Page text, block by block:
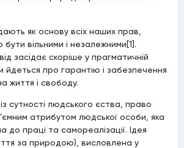
як основу всіх наших прав,
вільними і незалежними[1].
засідає скоріше у прагматичній
йдеться про гарантію і забезпечення
життя і свободу.
сутності людського єства, право
атрибутом людської особи, яка
до праці та самореалізації. Ідея
за природою), висловлена у